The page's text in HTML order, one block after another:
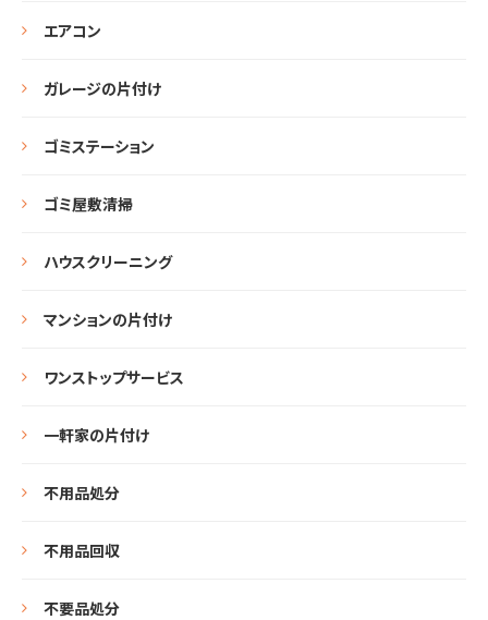
エアコン
ガレージの片付け
ゴミステーション
ゴミ屋敷清掃
ハウスクリーニング
マンションの片付け
ワンストップサービス
一軒家の片付け
不用品処分
不用品回収
不要品処分